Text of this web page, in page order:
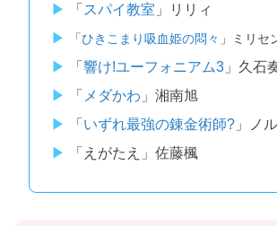
「 スパイ教室 」リリィ
「ひきこまり吸血姫の悶々 」ミリセ
「 響け!ユーフォニアム3」久石
「 メダかわ 」湘南旭
「 いずれ最強の錬金術師?」ノ
「えがたえ」佐藤楓